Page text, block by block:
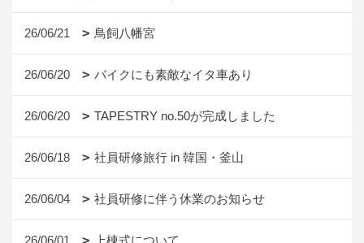
26/06/21 鳥飼八幡宮
26/06/20 バイクにも素敵なイタ車あり
26/06/20 TAPESTRY no.50が完成しました
26/06/18 社員研修旅行 in 韓国・釜山
26/06/04 社員研修に伴う休業のお知らせ